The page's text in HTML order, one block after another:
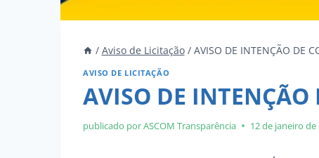
/ Aviso de Licitação / AVISO DE INTENÇÃO DE
AVISO DE LICITAÇÃO
AVISO DE INTENÇÃO
publicado por ASCOM Transparência 12 de janeiro de